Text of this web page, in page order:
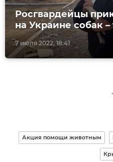
7 июля 2022, 18:41
Росгвардейцы
на Украине собак
Акция помощи животным